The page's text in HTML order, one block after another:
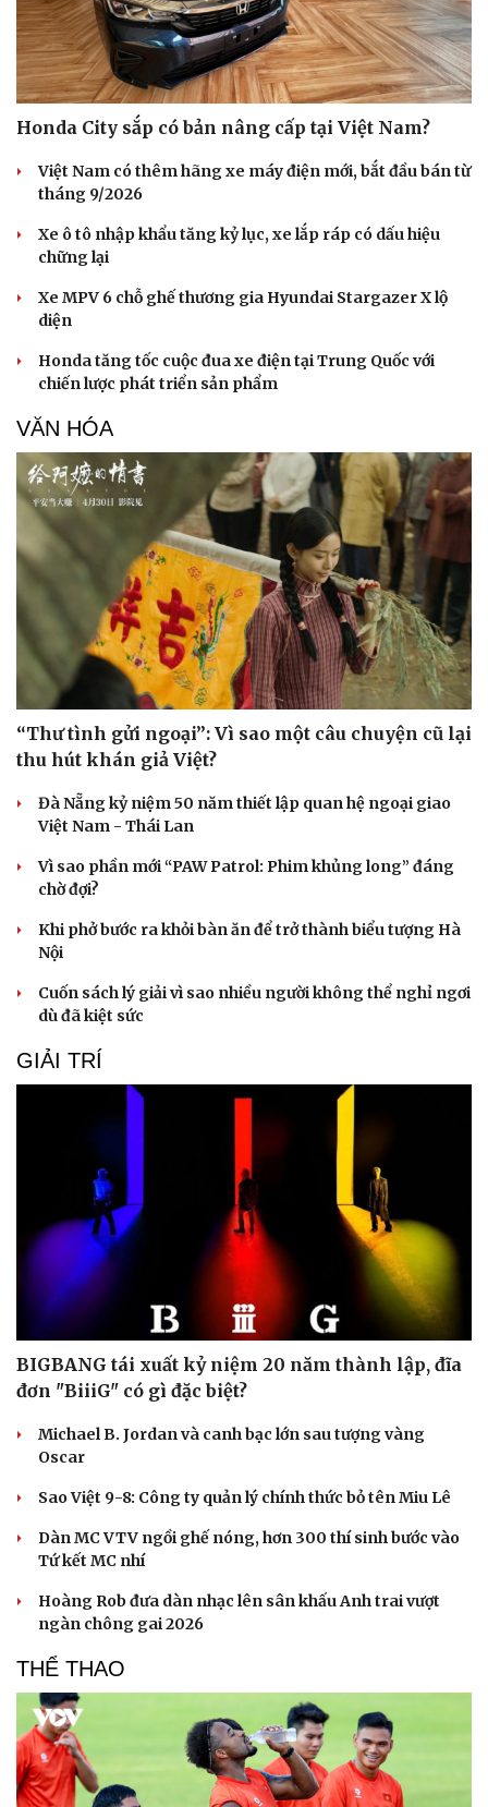
Sân khấu - Điện ảnh
Văn học
Di sản
Nghệ sĩ
Honda City sắp có bản nâng cấp tại Việt Nam?
Việt Nam có thêm hãng xe máy điện mới, bắt đầu bán từ
tháng 9/2026
Xe ô tô nhập khẩu tăng kỷ lục, xe lắp ráp có dấu hiệu
chững lại
Xe MPV 6 chỗ ghế thương gia Hyundai Stargazer X lộ
diện
Honda tăng tốc cuộc đua xe điện tại Trung Quốc với
chiến lược phát triển sản phẩm
VĂN HÓA
“Thư tình gửi ngoại”: Vì sao một câu chuyện cũ lại
thu hút khán giả Việt?
Đà Nẵng kỷ niệm 50 năm thiết lập quan hệ ngoại giao
Việt Nam - Thái Lan
Vì sao phần mới “PAW Patrol: Phim khủng long” đáng
chờ đợi?
Khi phở bước ra khỏi bàn ăn để trở thành biểu tượng Hà
Nội
Cuốn sách lý giải vì sao nhiều người không thể nghỉ ngơi
dù đã kiệt sức
GIẢI TRÍ
BIGBANG tái xuất kỷ niệm 20 năm thành lập, đĩa
đơn "BiiiG" có gì đặc biệt?
Michael B. Jordan và canh bạc lớn sau tượng vàng
Oscar
Sao Việt 9-8: Công ty quản lý chính thức bỏ tên Miu Lê
Dàn MC VTV ngồi ghế nóng, hơn 300 thí sinh bước vào
Tứ kết MC nhí
Hoàng Rob đưa dàn nhạc lên sân khấu Anh trai vượt
ngàn chông gai 2026
THỂ THAO